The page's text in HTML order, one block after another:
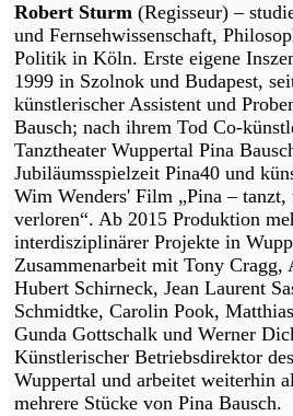
Robert Sturm (Regisseur) –
und Fernsehwissenschaft,
Politik in Köln. Erste eigene
1999 in Szolnok und Budapest,
künstlerischer Assistent und
Bausch; nach ihrem Tod Co-
Tanztheater Wuppertal Pina
Jubiläumsspielzeit Pina40 und
Wim Wenders' Film „Pina –
verloren“. Ab 2015 Produktion
interdisziplinärer Projekte in
Zusammenarbeit mit Tony Cragg,
Hubert Schirneck, Jean Laurent
Schmidtke, Carolin Pook,
Gunda Gottschalk und Werner
Künstlerischer Betriebsdirektor
Wuppertal und arbeitet weiterhin
mehrere Stücke von Pina Bausch.